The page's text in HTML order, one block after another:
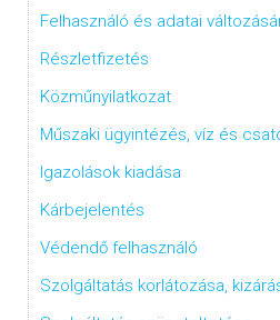
Felhasználó és adatai
Részletfizetés
Közműnyilatkozat
Műszaki ügyintézés, víz és
Igazolások kiadása
Kárbejelentés
Védendő felhasználó
Szolgáltatás korlátozása,